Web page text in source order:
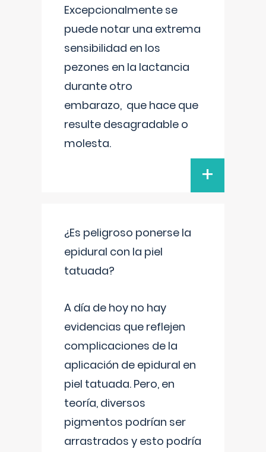
Excepcionalmente se
puede notar una extrema
sensibilidad en los
pezones en la lactancia
durante otro
embarazo, que hace que
resulte desagradable o
molesta.
+
¿Es peligroso ponerse la
epidural con la piel
tatuada?
A día de hoy no hay
evidencias que reflejen
complicaciones de la
aplicación de epidural en
piel tatuada. Pero, en
teoría, diversos
pigmentos podrían ser
arrastrados y esto podría